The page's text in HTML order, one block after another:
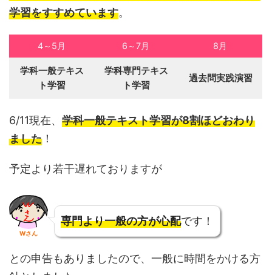
学習をすすめています。
4～5月 6～7月 8月
学科一般テキス
ト学習
学科専門テキス
ト学習
過去問実践演習
6/11現在、 学科一般テキスト学習が8割ほどおわり
ました ！
予定より若干遅れておりますが
Wさん
専門より一般の方が心配です！
との申告もありましたので、一般に時間をかける方